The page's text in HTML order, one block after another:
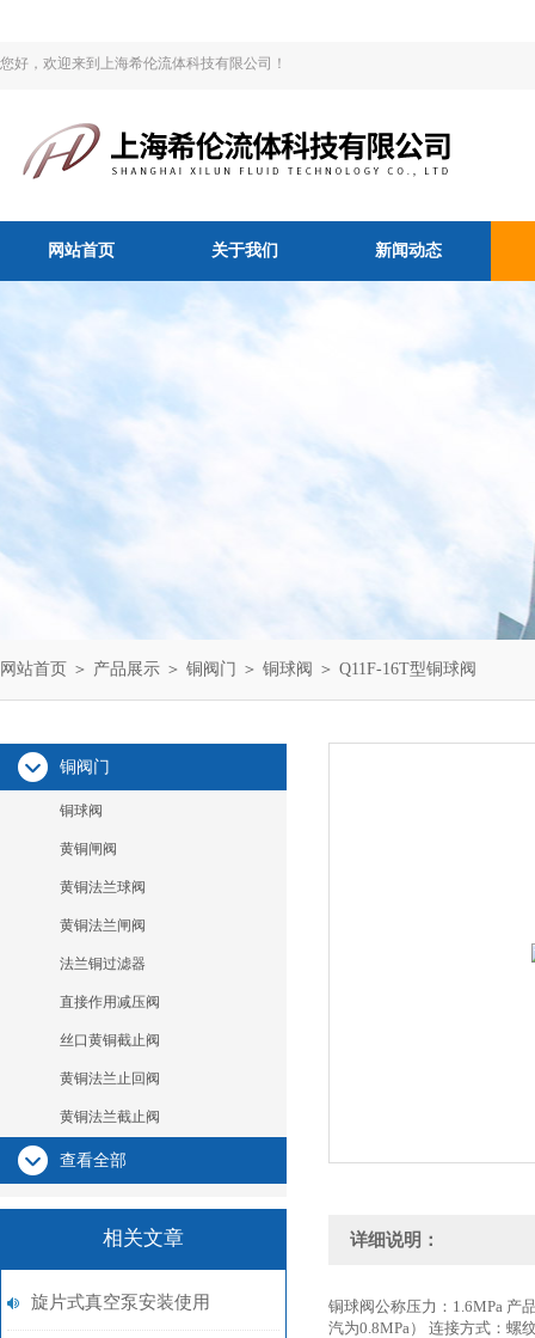
您好，欢迎来到上海希伦流体科技有限公司！
网站首页 关于我们 新闻动态
网站首页 ＞ 产品展示 ＞ 铜阀门 ＞ 铜球阀 ＞ Q11F-16T型铜球阀
铜阀门
铜球阀
黄铜闸阀
黄铜法兰球阀
黄铜法兰闸阀
法兰铜过滤器
直接作用减压阀
丝口黄铜截止阀
黄铜法兰止回阀
黄铜法兰截止阀
查看全部
相关文章
旋片式真空泵安装使用
详细说明：
铜球阀公称压力：1.6MPa 产
汽为0.8MPa） 连接方式：螺